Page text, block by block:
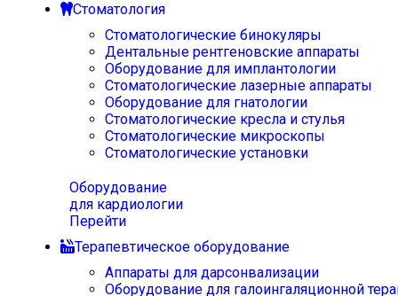
Стоматология
Стоматологические бинокуляры
Дентальные рентгеновские аппараты
Оборудование для имплантологии
Стоматологические лазерные аппараты
Оборудование для гнатологии
Стоматологические кресла и стулья
Стоматологические микроскопы
Стоматологические установки
Оборудование
для кардиологии
Перейти
Терапевтическое оборудование
Аппараты для дарсонвализации
Оборудование для галоингаляционной